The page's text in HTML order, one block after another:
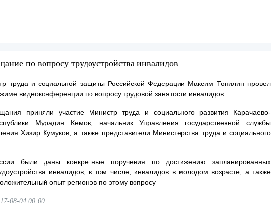
по вопросу трудоустройства инвалидов
труда и социальной защиты Российской Федерации Максим Топилин провел
видеоконференции по вопросу трудовой занятости инвалидов.
приняли участие Министр труда и социального развития Карачаево-
Мурадин Кемов, начальник Управления государственной службы
Хизир Кумуков, а также представители Министерства труда и социального
были даны конкретные поручения по достижению запланированных
инвалидов, в том числе, инвалидов в молодом возрасте, а также
опыт регионов по этому вопросу
08-04 00:00